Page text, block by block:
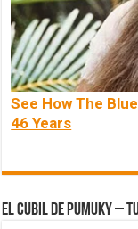
See How The
46 Years
El Cubil de Pumuky –